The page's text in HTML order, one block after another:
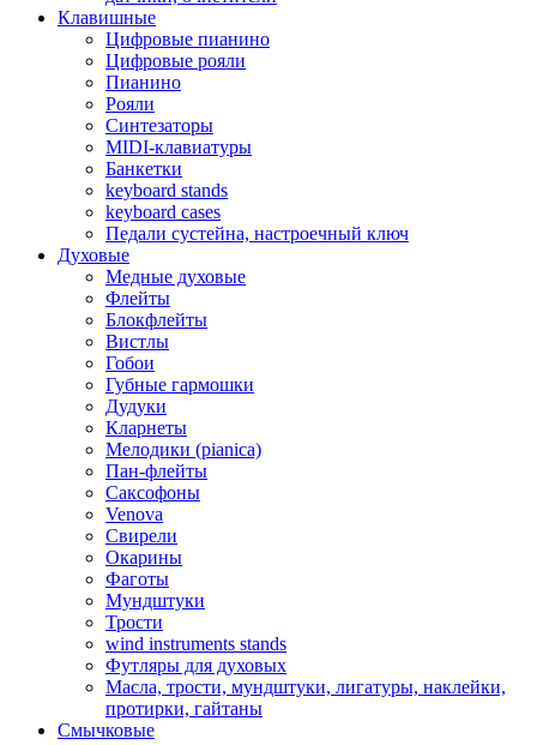
Клавишные
Цифровые пианино
Цифровые рояли
Пианино
Рояли
Синтезаторы
MIDI-клавиатуры
Банкетки
keyboard stands
keyboard cases
Педали сустейна, настроечный ключ
Духовые
Медные духовые
Флейты
Блокфлейты
Вистлы
Гобои
Губные гармошки
Дудуки
Кларнеты
Мелодики (pianica)
Пан-флейты
Саксофоны
Venova
Свирели
Окарины
Фаготы
Мундштуки
Трости
wind instruments stands
Футляры для духовых
Масла, трости, мундштуки, лигатуры, наклейки,
протирки, гайтаны
Смычковые